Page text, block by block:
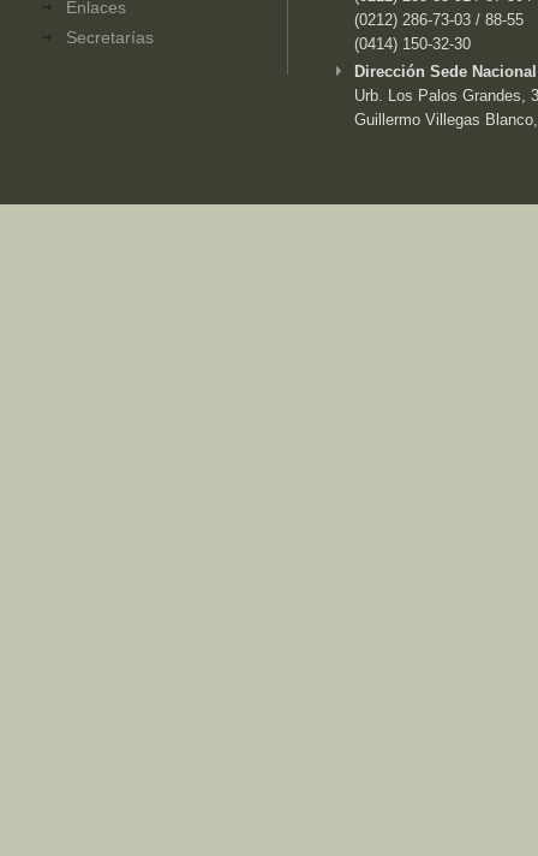
Enlaces
Secretarías
(0212) 286-73-03 / 88-55
(0414) 150-32-30
Dirección Sede
Urb. Los Palos Grandes,
Guillermo Villegas